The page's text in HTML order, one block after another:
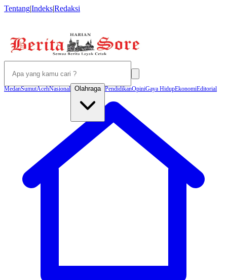
Tentang|Indeks|Redaksi
MedanSumutAcehNasional Olahraga PendidikanOpiniGaya HidupEkonomiEditorial